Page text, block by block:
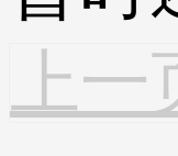
上一